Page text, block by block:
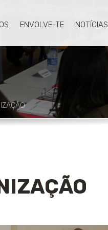
ENVOLVE-TE NOTÍCIAS